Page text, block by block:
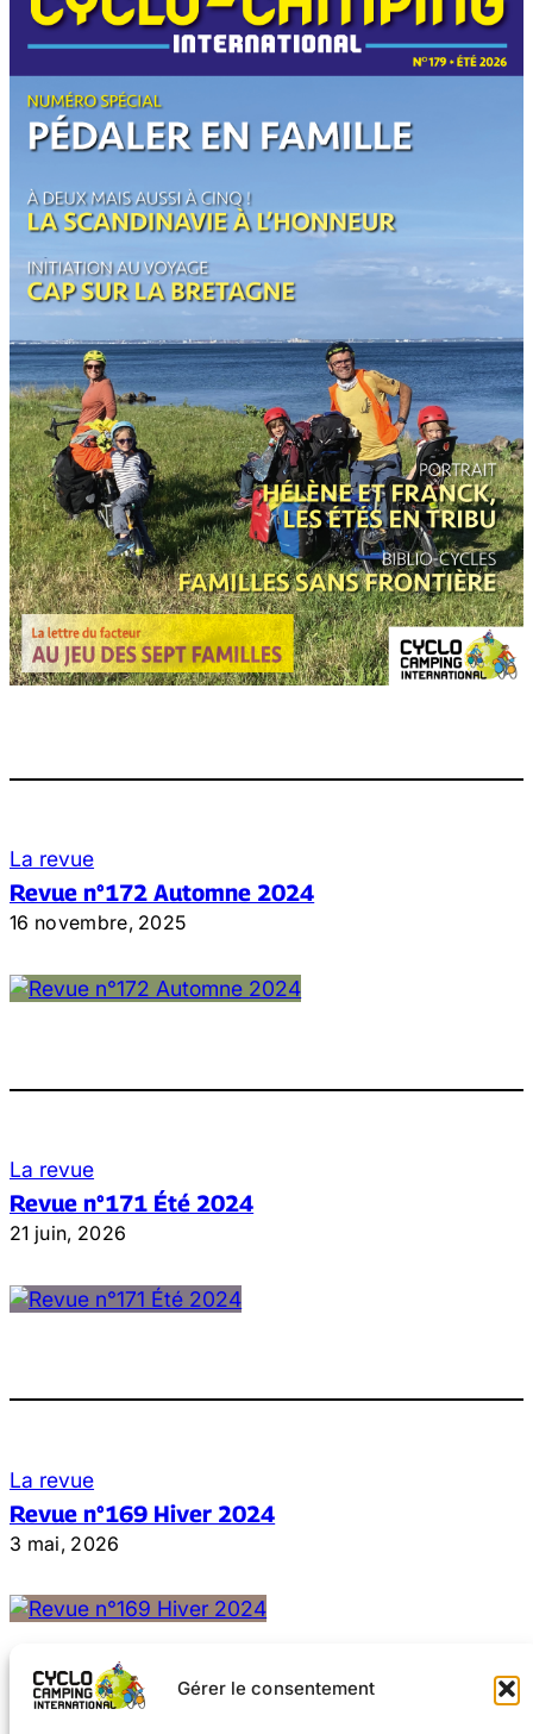
Gérer le consentement
La revue
Revue n°172 Automne 2024
16 novembre, 2025
La revue
Revue n°171 Été 2024
21 juin, 2026
La revue
Revue n°169 Hiver 2024
3 mai, 2026